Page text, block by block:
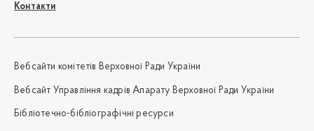
Контакти
Вебсайти комітетів Верховної Ради України
Вебсайт Управління кадрів Апарату Верховної Ради України
Бібліотечно-бібліографічні ресурси